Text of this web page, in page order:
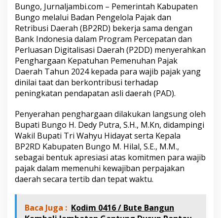
a
a
n
K
e
p
a
t
u
h
a
P
e
m
e
n
u
h
a
a
j
Bungo, Jurnaljambi.com – Pemerintah Kabupaten
Bungo melalui Badan Pengelola Pajak dan
Retribusi Daerah (BP2RD) bekerja sama dengan
Bank Indonesia dalam Program Percepatan dan
Perluasan Digitalisasi Daerah (P2DD) menyerahkan
Penghargaan Kepatuhan Pemenuhan Pajak
Daerah Tahun 2024 kepada para wajib pajak yang
dinilai taat dan berkontribusi terhadap
peningkatan pendapatan asli daerah (PAD).
Penyerahan penghargaan dilakukan langsung oleh
Bupati Bungo H. Dedy Putra, S.H., M.Kn, didampingi
Wakil Bupati Tri Wahyu Hidayat serta Kepala
BP2RD Kabupaten Bungo M. Hilal, S.E., M.M.,
sebagai bentuk apresiasi atas komitmen para wajib
pajak dalam memenuhi kewajiban perpajakan
daerah secara tertib dan tepat waktu.
Baca Juga : Kodim 0416 / Bute Bangun